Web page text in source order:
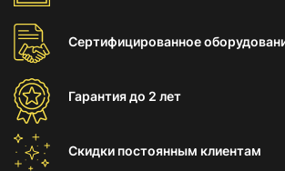
Сертифицированное
Гарантиядо 2 лет
Скидки постоянным клиентам